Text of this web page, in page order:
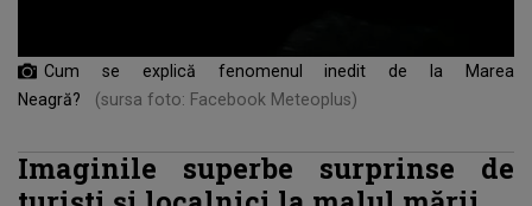
Cum se explică fenomenul inedit de la Marea
Neagră?
(sursa foto: Facebook Meteoplus)
Imaginile superbe surprinse de